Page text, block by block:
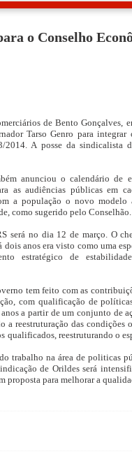
o Conselho
de Bento Gonçalves,
Tarso Genro para
A posse da sindicalista
anunciou o calendário de
as audiências públicas em
a população o novo modelo
como sugerido pelo Conselhão.
será no dia 12 de março. O
anos era visto como uma
estratégico de
tem feito com as
com qualificação de
a partir de um conjunto de
reestruturação das condições
reestruturando o
trabalho na área de politicas
de Orildes será
proposta para melhorar a